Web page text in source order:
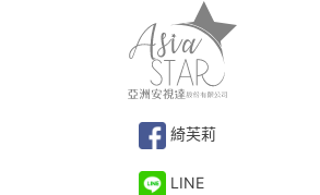
綺芙莉
LINE